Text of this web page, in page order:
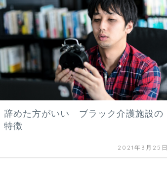
辞めた方がいい ブラック介護施設の
特徴
2021年3月25日